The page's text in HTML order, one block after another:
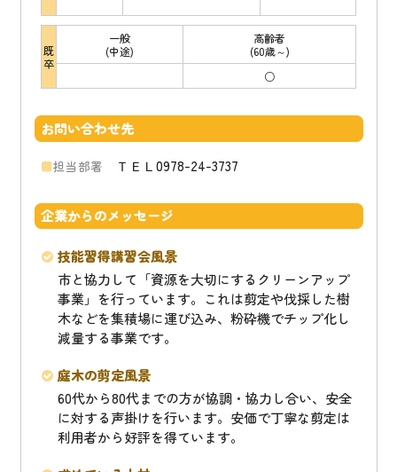
既
卒
一般
(中途)
高齢者
(60歳～)
○
お問い合わせ先
担当部署 ＴＥＬ0978-24-3737
企業からのメッセージ
技能習得講習会風景
市と協力して「資源を大切にするクリーンアップ
事業」を行っています。これは剪定や伐採した樹
木などを集積場に運び込み、粉砕機でチップ化し
減量する事業です。
庭木の剪定風景
60代から80代までの方が協調・協力し合い、安全
に対する声掛けを行います。安価で丁寧な剪定は
利用者から好評を得ています。